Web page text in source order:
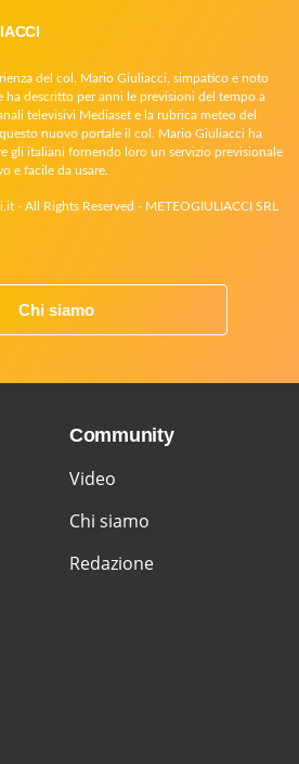
del col. Mario Giuliacci, simpatico e noto
descritto per anni le previsioni del tempo a
televisivi Mediaset e la rubrica meteo del
nuovo portale il col. Mario Giuliacci ha
gli italiani fornendo loro un servizio previsionale
e facile da usare.
- All Rights Reserved - METEOGIULIACCI SRL
Chi siamo
Community
Video
Chi siamo
Redazione